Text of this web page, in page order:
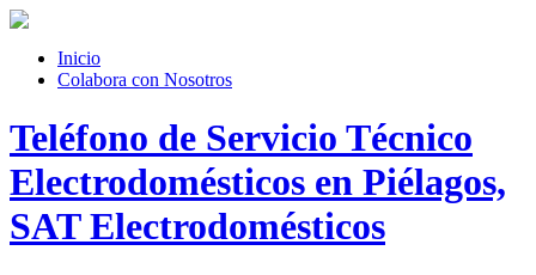
Inicio
Colabora con Nosotros
Teléfono de Servicio Técnico
Electrodomésticos en Piélagos,
SAT Electrodomésticos